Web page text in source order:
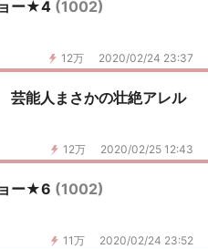
ー★4 (1002)
12万 2020/02/24 23:37
能人まさかの壮絶アレル
12万 2020/02/25 12:43
ー★6 (1002)
11万 2020/02/24 23:52